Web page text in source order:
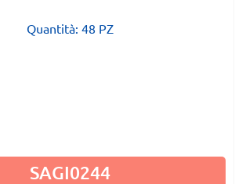
Quantità: 48 PZ
SAGI0244